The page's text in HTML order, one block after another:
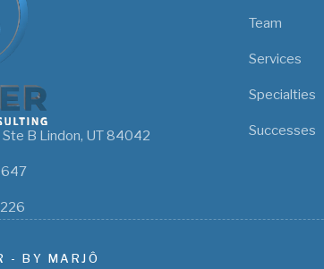
B Lindon, UT 84042
Team
Services
Specialties
Successes
- BY MARJÔ